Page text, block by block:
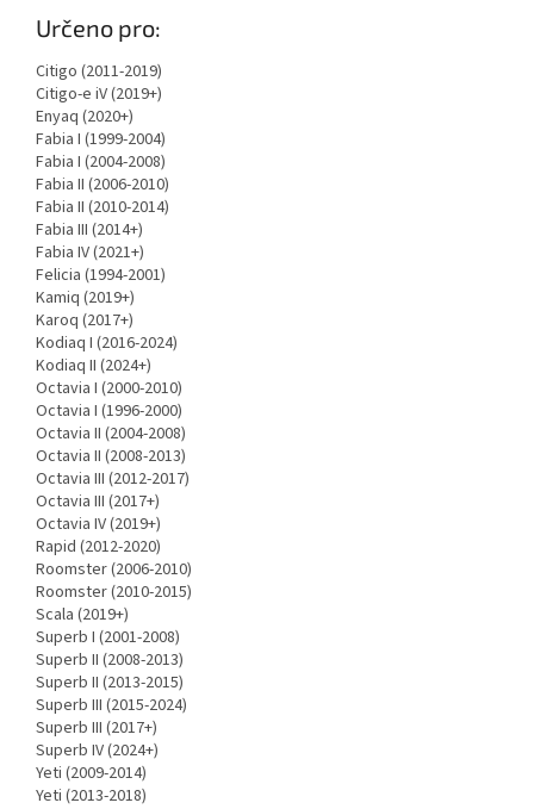
Určeno pro:
Citigo (2011-2019)
Citigo-e iV (2019+)
Enyaq (2020+)
Fabia I (1999-2004)
Fabia I (2004-2008)
Fabia II (2006-2010)
Fabia II (2010-2014)
Fabia III (2014+)
Fabia IV (2021+)
Felicia (1994-2001)
Kamiq (2019+)
Karoq (2017+)
Kodiaq I (2016-2024)
Kodiaq II (2024+)
Octavia I (2000-2010)
Octavia I (1996-2000)
Octavia II (2004-2008)
Octavia II (2008-2013)
Octavia III (2012-2017)
Octavia III (2017+)
Octavia IV (2019+)
Rapid (2012-2020)
Roomster (2006-2010)
Roomster (2010-2015)
Scala (2019+)
Superb I (2001-2008)
Superb II (2008-2013)
Superb II (2013-2015)
Superb III (2015-2024)
Superb III (2017+)
Superb IV (2024+)
Yeti (2009-2014)
Yeti (2013-2018)